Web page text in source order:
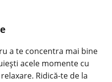
a te concentra mai bine
acele momente cu
Ridică-te de la